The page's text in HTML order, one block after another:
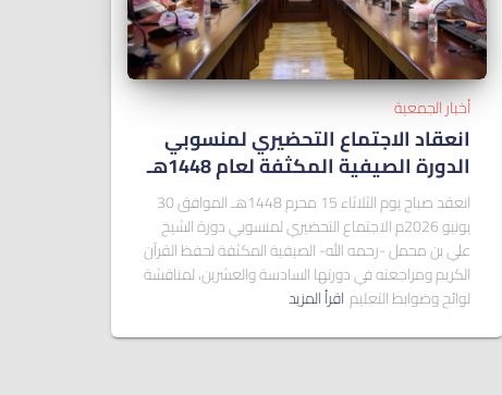
أخبار الجمعية
انعقاد الاجتماع التحضيري لمنسوبي
الدورة الصيفية المكثفة لعام 1448هـ
انعقد صباح يوم الثلاثاء 15 محرم 1448هـ الموافق 30
يونيو 2026م الاجتماع التحضيري لمنسوبي دورة الشيخ
علي بن محمل -رحمه الله- الصيفية المكثفة لحفظ القرآن
الكريم ومراجعته في دورتها السادسة والعشرين، لمناقشة
لوائح وضوابط التعليم اقرأ المزيد